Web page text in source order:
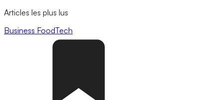
Articles les plus lus
Business FoodTech